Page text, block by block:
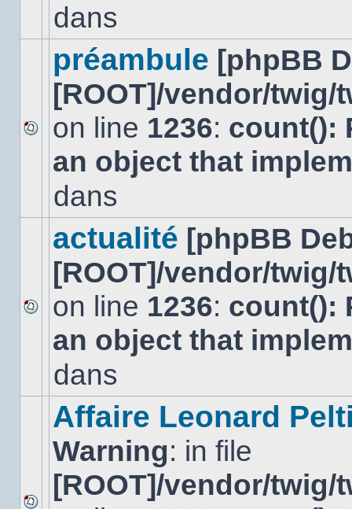
dansdans
Aucun
nouveau
message
sujet.
préambule [phpBB
[ROOT]/vendor/
on line 1236: count():
an object that
dans
Aucun
nouveau
message
sujet.
actualité [phpBB
[ROOT]/vendor/
on line 1236: count():
an object that
dans
Affaire Leonard
Warning: in file
[ROOT]/vendor/